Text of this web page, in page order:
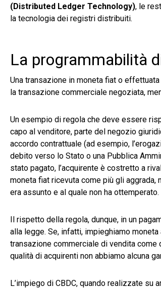
(Distributed Ledger Technology), le
la tecnologia dei registri distribuiti.
La programmabilità
Una transazione in moneta fiat o
la transazione commerciale negoziata,
Un esempio di regola che deve essere
capo al venditore, parte del negozio
accordo contrattuale (ad esempio,
debito verso lo Stato o una Pubblica
stato pagato, l’acquirente è costretto a
moneta fiat ricevuta come più gli
era assunto e al quale non ha ottemperato.
Il rispetto della regola, dunque, in un
alla legge. Se, infatti, impieghiamo
transazione commerciale di vendita
qualità di acquirenti non abbiamo alcuna
L’impiego di CBDC, quando realizzate